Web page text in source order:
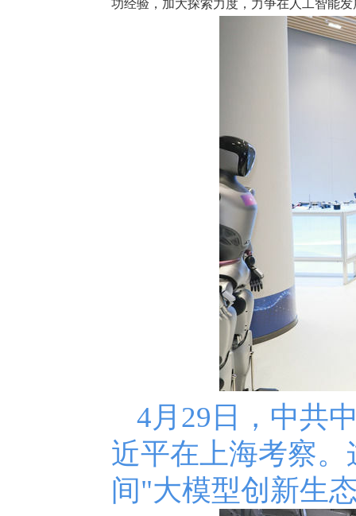
功经验，加大探索力度，力争在人工智能
4月29日，中共
近平在上海考察
间"大模型创新生